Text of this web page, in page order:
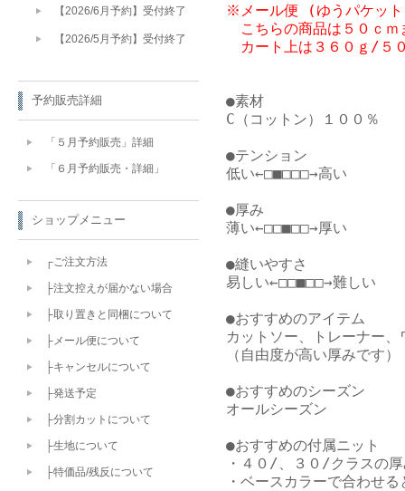
※メール便 (ゆうパケット
こちらの商品は５０ｃ
●素材
C（コットン）１００％
●テンション
低い←□■□□□→高い
●厚み
薄い←□□■□□→厚い
●縫いやすさ
易しい←□□■□□→難しい
●おすすめのアイテム
カットソー、トレーナー
（自由度が高い厚みです）
●おすすめのシーズン
オールシーズン
●おすすめの付属ニット
・４０/、３０/クラスの
・ベースカラーで合わせ
【2026/6月予約】受付終了
【2026/5月予約】受付終了
予約販売詳細
「５月予約販売」詳細
「６月予約販売・詳細」
ショップメニュー
┌ご注文方法
├注文控えが届かない場合
├取り置きと同梱について
├メール便について
├キャンセルについて
├発送予定
├分割カットについて
├生地について
├特価品/残反について